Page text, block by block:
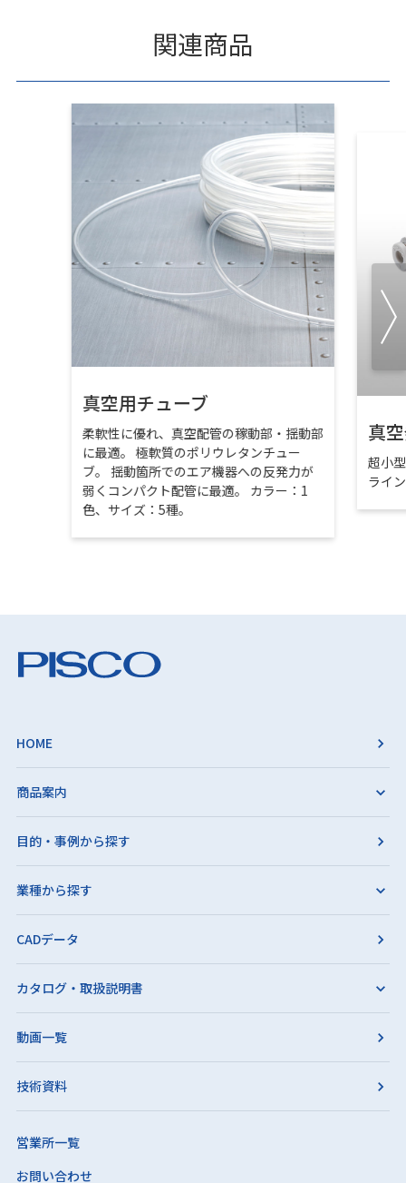
関連商品
真空用チューブ
柔軟性に優れ、真空配管の稼動部・揺動部
に最適。 極軟質のポリウレタンチュー
ブ。 揺動箇所でのエア機器への反発力が
弱くコンパクト配管に最適。 カラー：1
色、サイズ：5種。
真
超小
ライ
HOME
商品案内
目的・事例から探す
業種から探す
CADデータ
カタログ・取扱説明書
動画一覧
技術資料
営業所一覧
お問い合わせ